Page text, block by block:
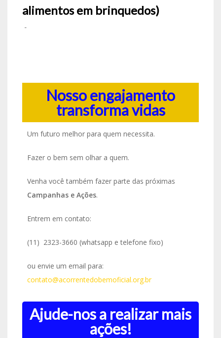
alimentos em brinquedos)
-
Nosso engajamento
transforma vidas
Um futuro melhor para quem necessita.
Fazer o bem sem olhar a quem.
Venha você também fazer parte das próximas
Campanhas e Ações.
Entrem em contato:
(11) 2323-3660 (whatsapp e telefone fixo)
ou envie um email para:
contato@acorrentedobemoficial.org.br
Ajude-nos a realizar mais
ações!